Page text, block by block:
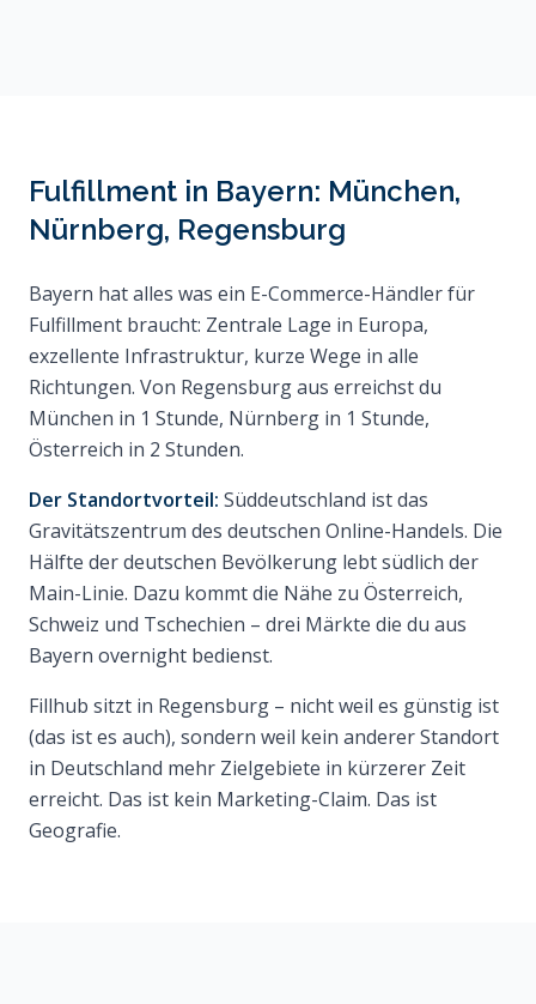
Fulfillment in Bayern: München,
Nürnberg, Regensburg
Bayern hat alles was ein E-Commerce-Händler für
Fulfillment braucht: Zentrale Lage in Europa,
exzellente Infrastruktur, kurze Wege in alle
Richtungen. Von Regensburg aus erreichst du
München in 1 Stunde, Nürnberg in 1 Stunde,
Österreich in 2 Stunden.
Der Standortvorteil: Süddeutschland ist das
Gravitätszentrum des deutschen Online-Handels. Die
Hälfte der deutschen Bevölkerung lebt südlich der
Main-Linie. Dazu kommt die Nähe zu Österreich,
Schweiz und Tschechien – drei Märkte die du aus
Bayern overnight bedienst.
Fillhub sitzt in Regensburg – nicht weil es günstig ist
(das ist es auch), sondern weil kein anderer Standort
in Deutschland mehr Zielgebiete in kürzerer Zeit
erreicht. Das ist kein Marketing-Claim. Das ist
Geografie.